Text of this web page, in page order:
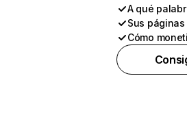
A qué
Sus
Cómo